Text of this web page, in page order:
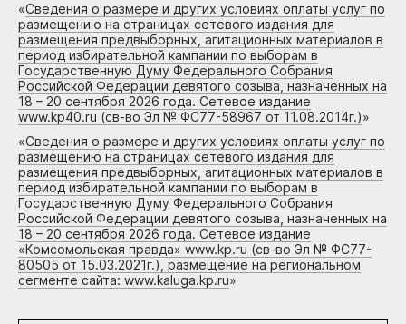
«Сведения о размере и других условиях оплаты услуг по
размещению на страницах сетевого издания для
размещения предвыборных, агитационных материалов в
период избирательной кампании по выборам в
Государственную Думу Федерального Собрания
Российской Федерации девятого созыва, назначенных на
18 – 20 сентября 2026 года. Сетевое издание
www.kp40.ru (св-во Эл № ФС77-58967 от 11.08.2014г.)»
«Сведения о размере и других условиях оплаты услуг по
размещению на страницах сетевого издания для
размещения предвыборных, агитационных материалов в
период избирательной кампании по выборам в
Государственную Думу Федерального Собрания
Российской Федерации девятого созыва, назначенных на
18 – 20 сентября 2026 года. Сетевое издание
«Комсомольская правда» www.kp.ru (св-во Эл № ФС77-
80505 от 15.03.2021г.), размещение на региональном
сегменте сайта: www.kaluga.kp.ru»